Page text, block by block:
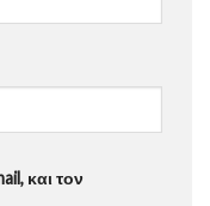
και τον